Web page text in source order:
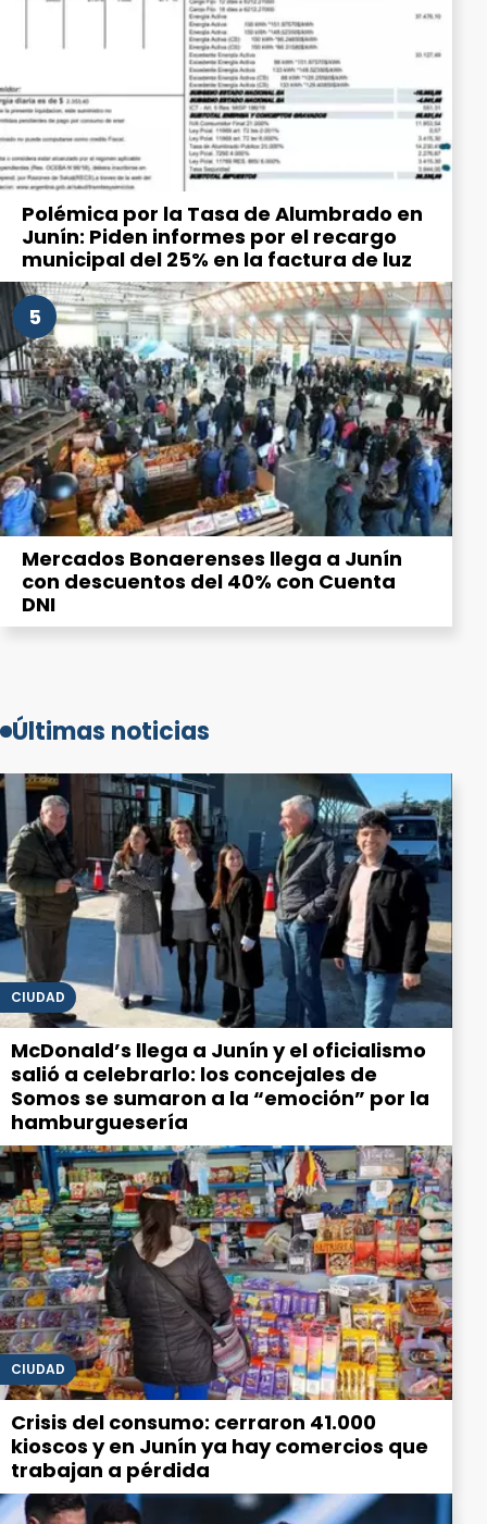
Polémica por la Tasa de Alumbrado en
Junín: Piden informes por el recargo
municipal del 25% en la factura de luz
5
Mercados Bonaerenses llega a Junín
con descuentos del 40% con Cuenta
DNI
Últimas noticias
CIUDAD
McDonald’s llega a Junín y el oficialismo
salió a celebrarlo: los concejales de
Somos se sumaron a la “emoción” por la
hamburguesería
CIUDAD
Crisis del consumo: cerraron 41.000
kioscos y en Junín ya hay comercios que
trabajan a pérdida